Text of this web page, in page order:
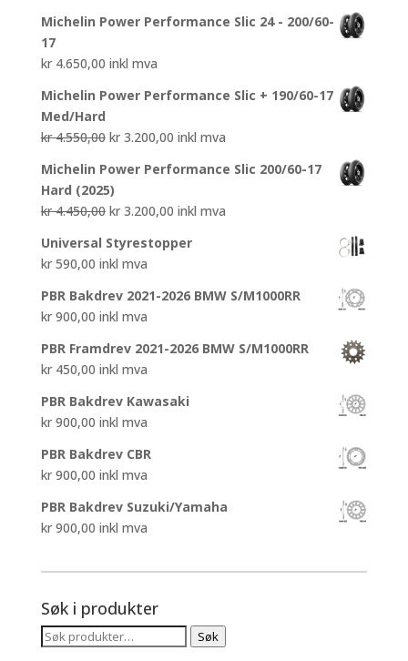
Michelin Power Performance Slic 24 - 200/60-
17
kr4.650,00 inkl mva
Michelin Power Performance Slic + 190/60-17
Med/Hard
kr4.550,00 Opprinnelig
var:
kr 4.550,00.
kr3.200,00Nåværende
er:
inkl mva
Michelin Power Performance Slic 200/60-17
Hard (2025)
kr4.450,00 Opprinnelig
var:
kr 4.450,00.
kr3.200,00Nåværende
er:
inkl mva
Universal Styrestopper
kr590,00 inkl mva
PBR Bakdrev 2021-2026 BMW S/M1000RR
kr900,00 inkl mva
PBR Framdrev 2021-2026 BMW S/M1000RR
kr450,00 inkl mva
PBR Bakdrev Kawasaki
kr900,00 inkl mva
PBR Bakdrev CBR
kr900,00 inkl mva
PBR Bakdrev Suzuki/Yamaha
kr900,00 inkl mva
Søk i produkter
Søk
Søk